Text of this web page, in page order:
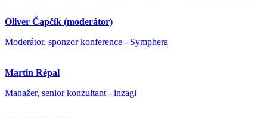
Oliver Čapčík (moderátor)
Moderátor, sponzor konference - Symphera
Martin Répal
Manažer, senior konzultant - inzagi